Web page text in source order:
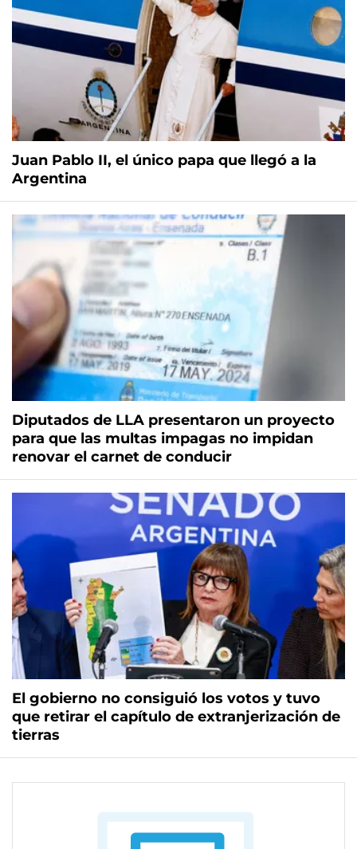
Juan Pablo II, el único papa que llegó a la
Argentina
Diputados de LLA presentaron un proyecto
para que las multas impagas no impidan
renovar el carnet de conducir
El gobierno no consiguió los votos y tuvo
que retirar el capítulo de extranjerización de
tierras